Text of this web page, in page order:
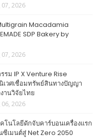
07, 2026
Macadamia
SDP Bakery by
07, 2026
รม IP X Venture Rise
เวศเชื่อมทรัพย์สินทางปัญญา
านวิจัยไทย
06, 2026
โนโลยีดักจับคาร์บอนเครื่องแรก
เมนต์สู่ Net Zero 2050